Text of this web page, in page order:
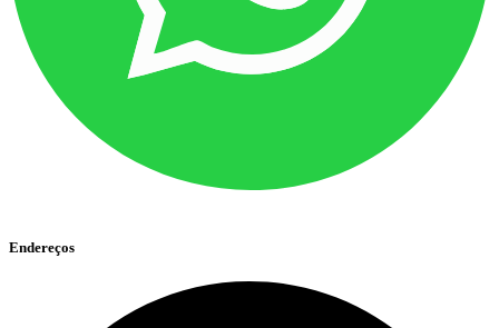
Endereços